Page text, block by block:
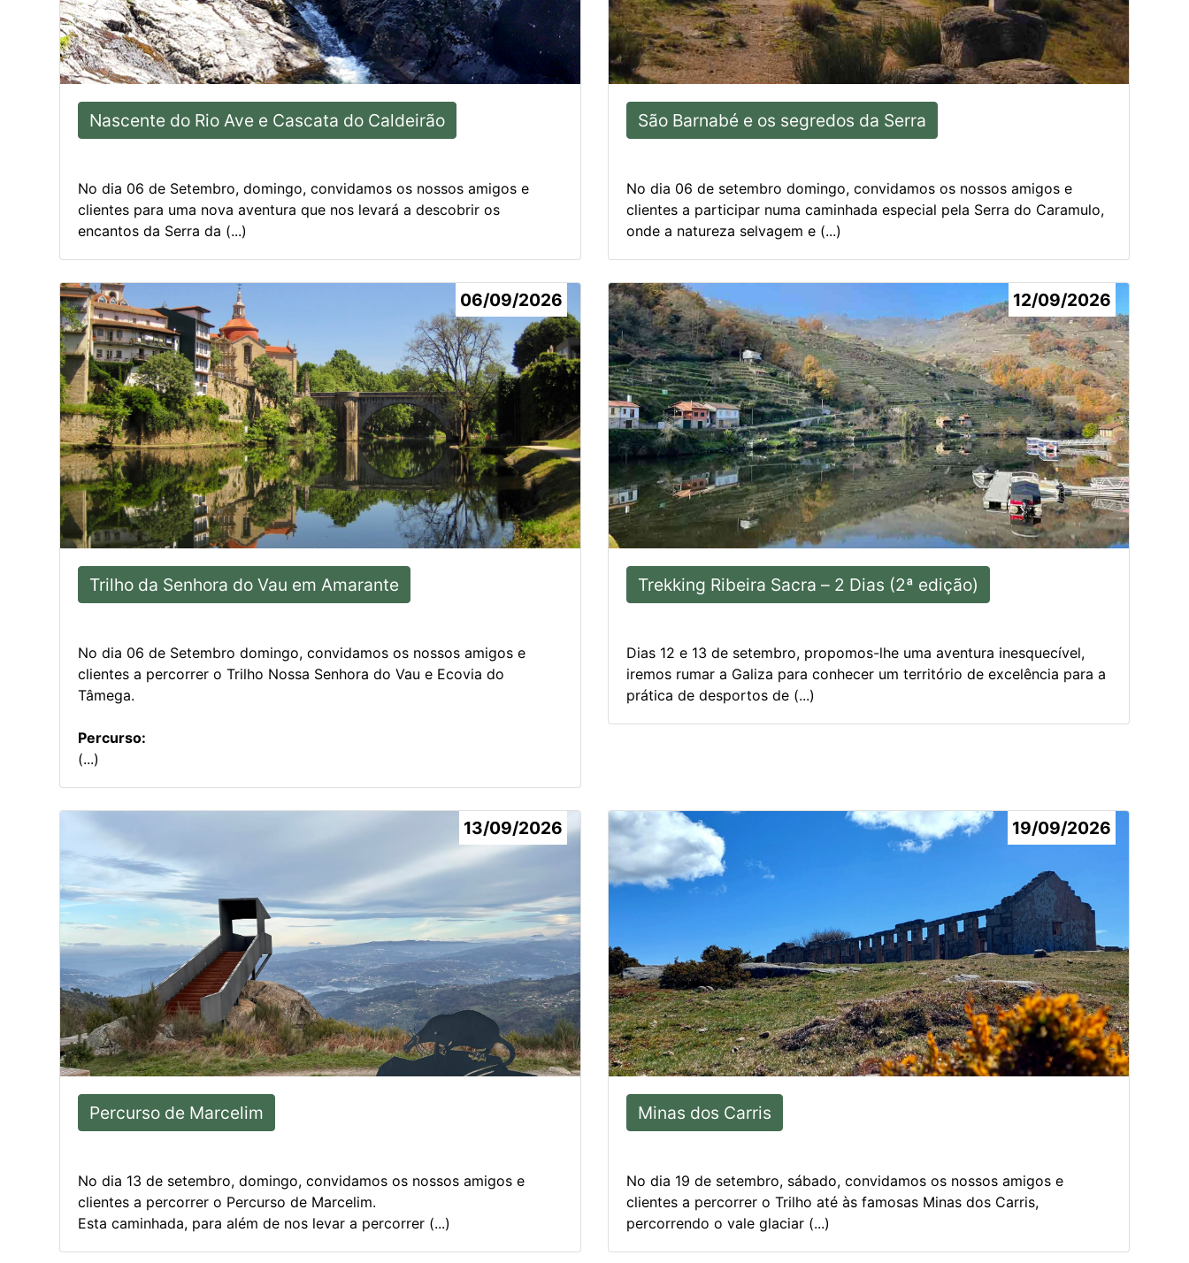
Nascente do Rio Ave e Cascata do Caldeirão
No dia 06 de Setembro, domingo, convidamos os nossos amigos e
clientes para uma nova aventura que nos levará a descobrir os
encantos da Serra da (...)
São Barnabé e os segredos da Serra
No dia 06 de setembro domingo, convidamos os nossos amigos e
clientes a participar numa caminhada especial pela Serra do Caramulo,
onde a natureza selvagem e (...)
06/09/2026
Trilho da Senhora do Vau em Amarante
No dia 06 de Setembro domingo, convidamos os nossos amigos e
clientes a percorrer o Trilho Nossa Senhora do Vau e Ecovia do
Tâmega.
Percurso:
(...)
12/09/2026
Trekking Ribeira Sacra – 2 Dias (2ª edição)
Dias 12 e 13 de setembro, propomos-lhe uma aventura inesquecível,
iremos rumar a Galiza para conhecer um território de excelência para a
prática de desportos de (...)
13/09/2026
Percurso de Marcelim
No dia 13 de setembro, domingo, convidamos os nossos amigos e
clientes a percorrer o Percurso de Marcelim.
Esta caminhada, para além de nos levar a percorrer (...)
19/09/2026
Minas dos Carris
No dia 19 de setembro, sábado, convidamos os nossos amigos e
clientes a percorrer o Trilho até às famosas Minas dos Carris,
percorrendo o vale glaciar (...)